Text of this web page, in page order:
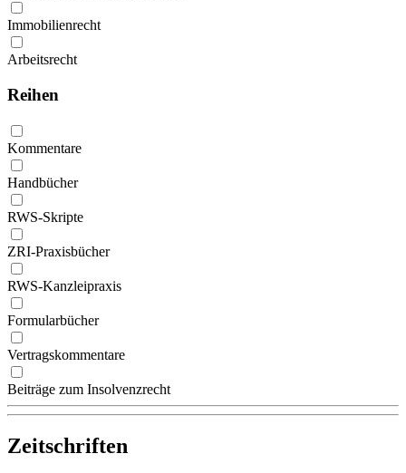
Immobilienrecht
Arbeitsrecht
Reihen
Kommentare
Handbücher
RWS-Skripte
ZRI-Praxisbücher
RWS-Kanzleipraxis
Formularbücher
Vertragskommentare
Beiträge zum Insolvenzrecht
Zeitschriften